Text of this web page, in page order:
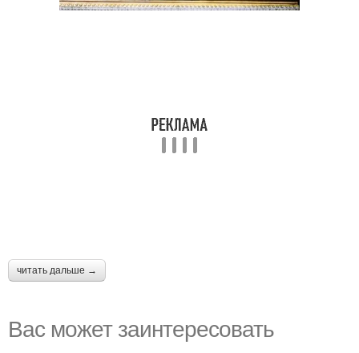
читать дальше →
Вас может заинтересовать